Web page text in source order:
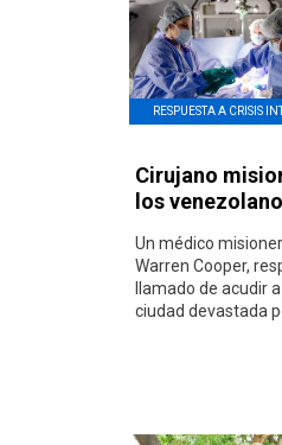
RESPUESTA A CRISIS
Cirujano
los
Un médico
Warren Cooper,
llamado de acudir
ciudad devastada